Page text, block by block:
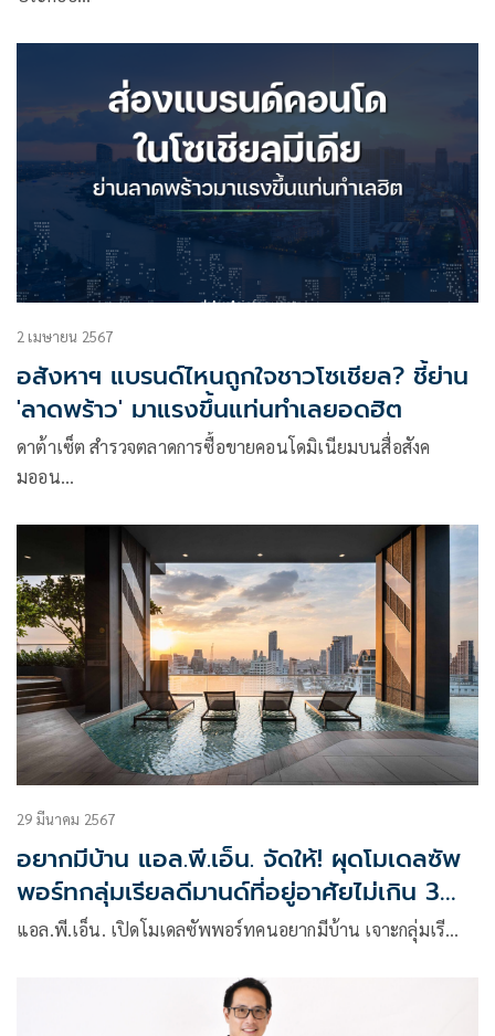
2 เมษายน 2567
อสังหาฯ แบรนด์ไหนถูกใจชาวโซเชียล? ชี้ย่าน
'ลาดพร้าว' มาแรงขึ้นแท่นทำเลยอดฮิต
ดาต้าเซ็ต สำรวจตลาดการซื้อขายคอนโดมิเนียมบนสื่อสังค
มออน…
29 มีนาคม 2567
อยากมีบ้าน แอล.พี.เอ็น. จัดให้! ผุดโมเดลซัพ
พอร์ทกลุ่มเรียลดีมานด์ที่อยู่อาศัยไม่เกิน 3
ล้าน แก้เกมยอดปฏิเสธสินเชื่อพุ่ง
แอล.พี.เอ็น. เปิดโมเดลซัพพอร์ทคนอยากมีบ้าน เจาะกลุ่มเรี…